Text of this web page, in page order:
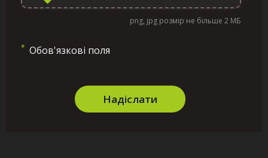
png, jpg розмір не більше 2 МБ
* Обов'язкові поля
Надіслати